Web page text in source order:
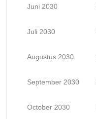
Juni 2030
Juli 2030
Augustus 2030
September 2030
October 2030